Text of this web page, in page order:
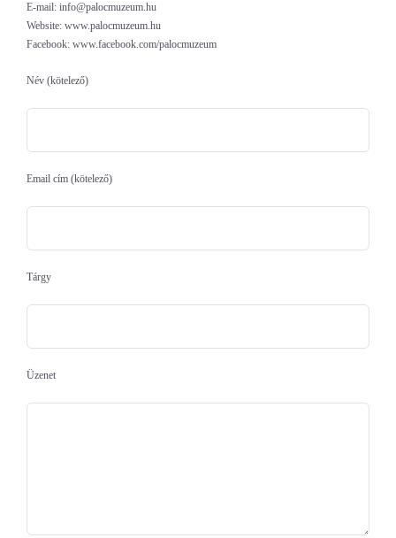
E-mail: info@palocmuzeum.hu
Website: www.palocmuzeum.hu
Facebook: www.facebook.com/palocmuzeum
Név (kötelező)
Email cím (kötelező)
Tárgy
Üzenet